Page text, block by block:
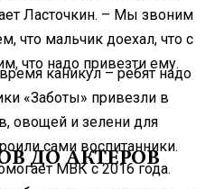
Ласточкин. – Мы звоним
что мальчик доехал, что с
что надо привезти ему.
каникул – ребят надо
«Заботы» привезли в
овощей и зелени для
сами воспитанники.
ДО АКТЕРОВ
МВК с 2016 года.